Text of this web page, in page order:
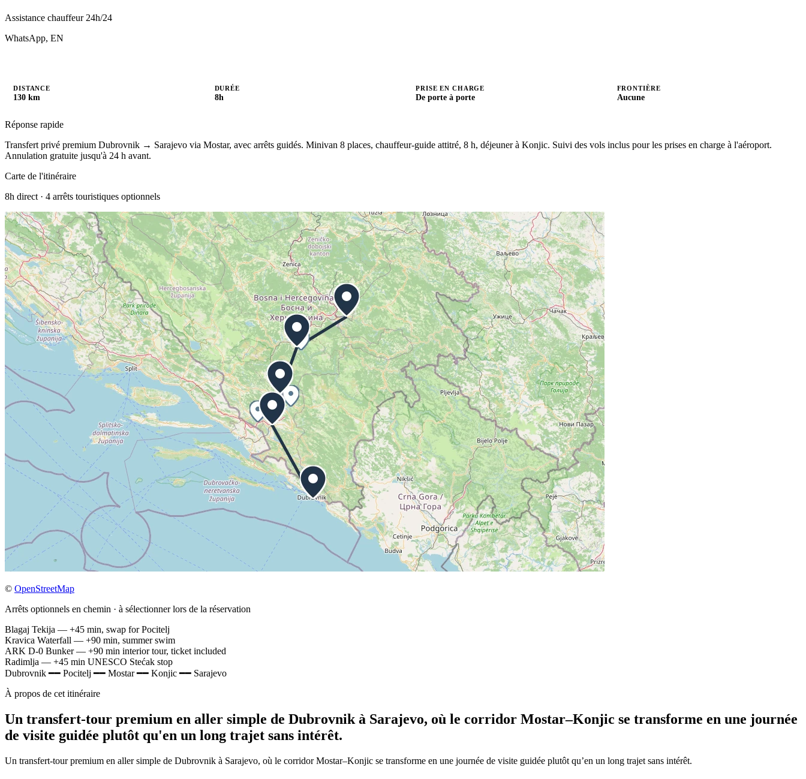
Assistance chauffeur 24h/24
WhatsApp, EN
DISTANCE
130 km
DURÉE
8h
PRISE EN CHARGE
De porte à porte
FRONTIÈRE
Aucune
Réponse rapide
Transfert privé premium Dubrovnik → Sarajevo via Mostar, avec arrêts guidés. Minivan 8 places, chauffeur-guide attitré, 8 h, déjeuner à Konjic. Suivi des vols inclus pour les prises en charge à l'aéroport.
Annulation gratuite jusqu'à 24 h avant.
Carte de l'itinéraire
8h direct · 4 arrêts touristiques optionnels
© OpenStreetMap
Arrêts optionnels en chemin · à sélectionner lors de la réservation
Blagaj Tekija — +45 min, swap for Pocitelj
Kravica Waterfall — +90 min, summer swim
ARK D-0 Bunker— +90 min interior tour, ticket included
Radimlja — +45 min UNESCO Stećak stop
Dubrovnik━━ Pocitelj━━ Mostar━━ Konjic━━ Sarajevo
À propos de cet itinéraire
Un transfert-tour premium en aller simple de Dubrovnik à Sarajevo, où le corridor Mostar–Konjic se transforme en une journée
de visite guidée plutôt qu'en un long trajet sans intérêt.
Un transfert-tour premium en aller simple de Dubrovnik à Sarajevo, où le corridor Mostar–Konjic se transforme en une journée de visite guidée plutôt qu’en un long trajet sans intérêt.